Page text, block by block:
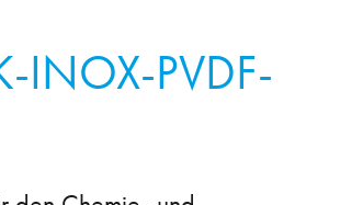
INOX-PVDF-